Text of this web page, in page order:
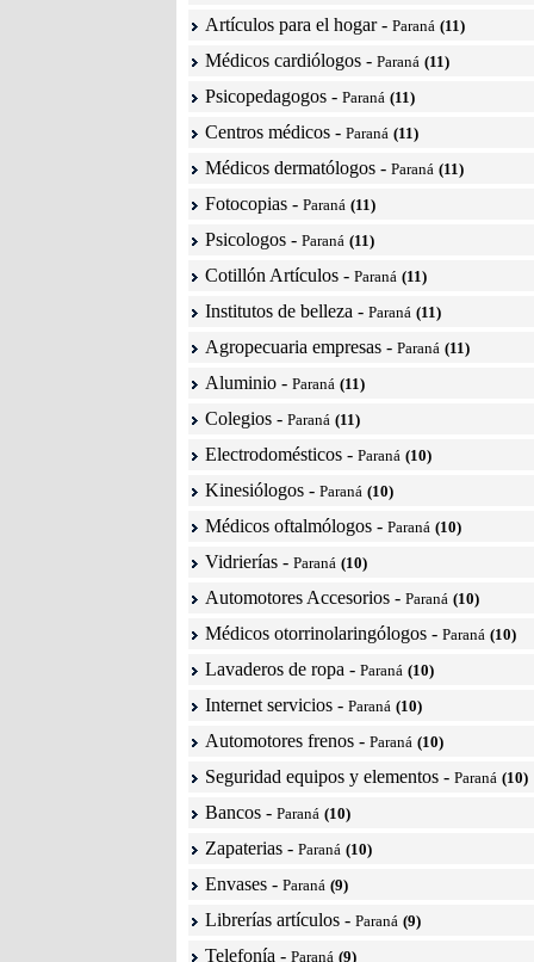
Artículos para el hogar- Paraná (11)
Médicos cardiólogos - Paraná (11)
Psicopedagogos - Paraná (11)
Centros médicos - Paraná (11)
Médicos dermatólogos - Paraná (11)
Fotocopias - Paraná (11)
Psicologos - Paraná (11)
Cotillón Artículos - Paraná (11)
Institutos de belleza - Paraná (11)
Agropecuaria empresas - Paraná (11)
Aluminio - Paraná (11)
Colegios - Paraná (11)
Electrodomésticos - Paraná (10)
Kinesiólogos - Paraná (10)
Médicos oftalmólogos - Paraná (10)
Vidrierías - Paraná (10)
Automotores Accesorios - Paraná (10)
Médicos otorrinolaringólogos - Paraná (10)
Lavaderos de ropa - Paraná (10)
Internet servicios - Paraná (10)
Automotores frenos - Paraná (10)
Seguridad equipos y elementos - Paraná (10)
Bancos - Paraná (10)
Zapaterias - Paraná (10)
Envases - Paraná (9)
Librerías artículos - Paraná (9)
Telefonía - Paraná (9)